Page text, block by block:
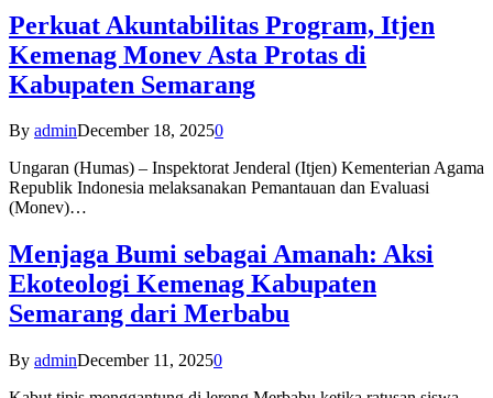
Perkuat Akuntabilitas Program, Itjen
Kemenag Monev Asta Protas di
Kabupaten Semarang
By adminDecember 18, 20250
Ungaran (Humas) – Inspektorat Jenderal (Itjen) Kementerian Agama
Republik Indonesia melaksanakan Pemantauan dan Evaluasi
(Monev)…
Menjaga Bumi sebagai Amanah: Aksi
Ekoteologi Kemenag Kabupaten
Semarang dari Merbabu
By adminDecember 11, 20250